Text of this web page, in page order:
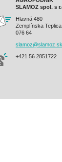
SLAMOZ spol. s
Hlavná 480
Zemplínska Teplica
076 64
slamoz@slamoz.sk
+421 56 2851722